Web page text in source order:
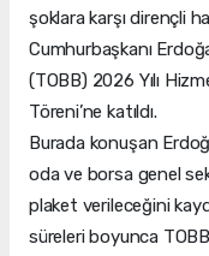
şoklara karşı dirençli
Cumhurbaşkanı
(TOBB) 2026 Yılı
Töreni’ne katıldı.
Burada konuşan
oda ve borsa genel
plaket verileceğini
süreleri boyunca